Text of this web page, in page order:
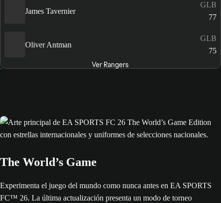
James Tavernier
GLB
77
Oliver Antman
GLB
75
Ver Rangers
The World’s Game
Experimenta el juego del mundo como nunca antes en EA SPORTS
FC™ 26. La última actualización presenta un modo de torneo